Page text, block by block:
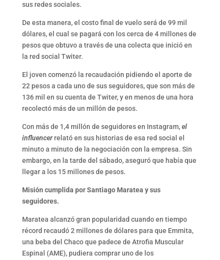
sus redes sociales.
De esta manera, el costo final de vuelo será de 99 mil
dólares, el cual se pagará con los cerca de 4 millones de
pesos que obtuvo a través de una colecta que inició en
la red social Twiter.
El joven comenzó la recaudación pidiendo el aporte de
22 pesos a cada uno de sus seguidores, que son más de
136 mil en su cuenta de Twiter, y en menos de una hora
recolectó más de un millón de pesos.
Con más de 1,4 millón de seguidores en Instagram,el
influencerrelató en sus historias de esa red social el
minuto a minuto de la negociación con la empresa. Sin
embargo, en la tarde del sábado, aseguró que había que
llegar a los 15 millones de pesos.
Misión cumplida por Santiago Maratea y sus
seguidores.
Maratea alcanzó gran popularidad cuando en tiempo
récord recaudó 2 millones de dólares para que Emmita,
una beba del Chaco que padece de Atrofia Muscular
Espinal (AME), pudiera comprar uno de los